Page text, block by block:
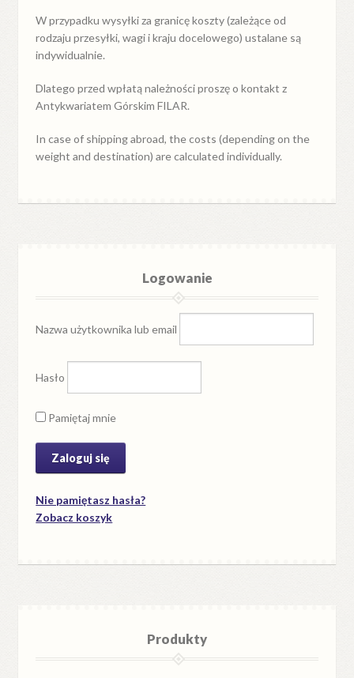
W przypadkuwysyłkiza granicękoszty (zależące od
rodzaju przesyłki, wagi i kraju docelowego) ustalane są
indywidualnie.
Dlatego przed wpłatą należności proszę o kontakt z
Antykwariatem Górskim FILAR.
In case of shipping abroad, the costs (depending on the
weight and destination) are calculated individually.
Logowanie
Nazwa użytkownika lub email
Hasło
Pamiętaj mnie
Nie pamiętasz hasła?
Zobacz koszyk
Produkty